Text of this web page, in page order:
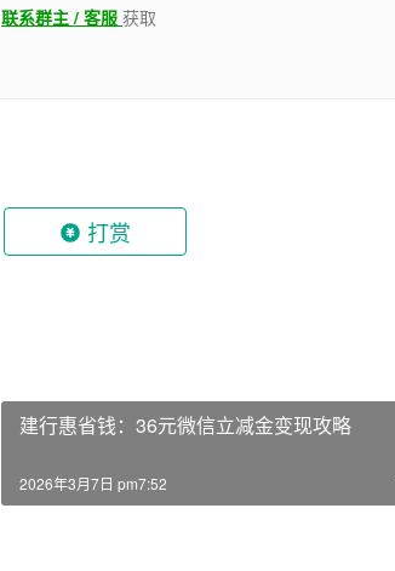
联系群主 / 客服 获取
打赏
建行惠省钱：36元微信立减金变现攻略
2026年3月7日 pm7:52